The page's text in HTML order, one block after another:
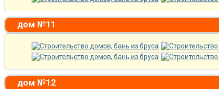
дом №11
дом №12